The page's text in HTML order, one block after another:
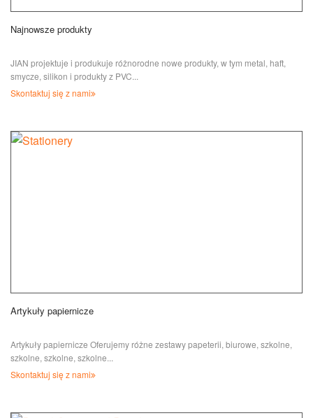
Najnowsze produkty
JIAN projektuje i produkuje różnorodne nowe produkty, w tym metal, haft,
smycze, silikon i produkty z PVC...
Skontaktuj się z nami
Artykuły papiernicze
Artykuły papiernicze Oferujemy różne zestawy papeterii, biurowe, szkolne,
szkolne, szkolne, szkolne...
Skontaktuj się z nami